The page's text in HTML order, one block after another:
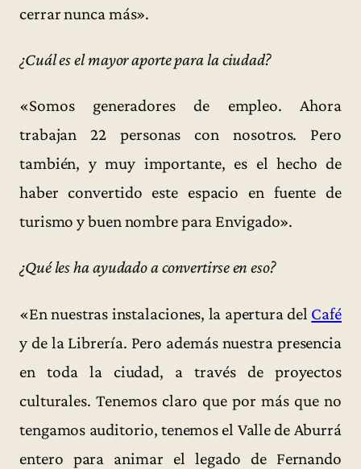
cerrar nunca más».
¿Cuál es el mayor aporte para la ciudad?
«Somos generadores de empleo. Ahora
trabajan 22 personas con nosotros. Pero
también, y muy importante, es el hecho de
haber convertido este espacio en fuente de
turismo y buen nombre para Envigado».
¿Qué les ha ayudado a convertirse en eso?
«En nuestras instalaciones, la apertura del Café
y de la Librería. Pero además nuestra presencia
en toda la ciudad, a través de proyectos
culturales. Tenemos claro que por más que no
tengamos auditorio, tenemos el Valle de Aburrá
entero para animar el legado de Fernando